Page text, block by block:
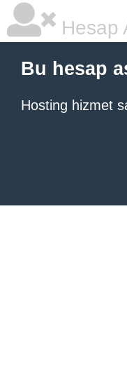
Hesap
Bu hesap
Hosting hizmet